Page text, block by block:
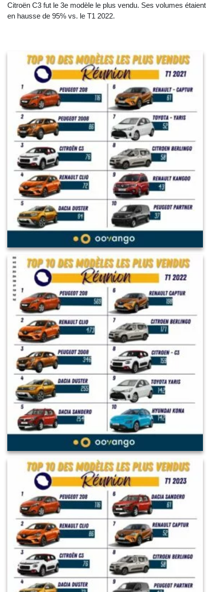
Citroën C3 fut le 3e modèle le plus vendu. Ses volumes étaient
en hausse de 95% vs. le T1 2022.